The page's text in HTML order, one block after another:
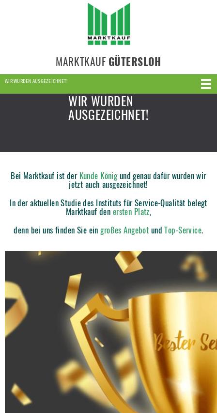
MARKTKAUF GÜTERSLOH
WIR WURDEN AUSGEZEICHNET!
WIR WURDEN
AUSGEZEICHNET!
Bei Marktkauf ist der Kunde Königund genau dafür wurden wir
jetzt auch ausgezeichnet!
In der aktuellen Studie des Instituts für Service-Qualität belegt
Marktkauf den ersten Platz,
denn bei uns finden Sie eingroßes Angebot undTop-Service.